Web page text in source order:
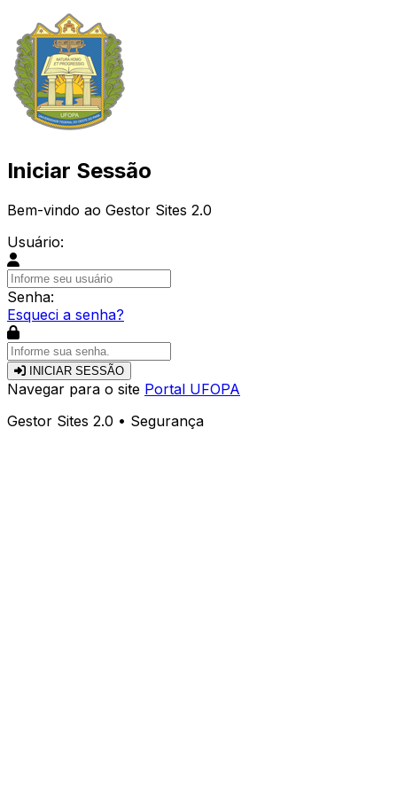
Iniciar Sessão
Bem-vindo ao Gestor Sites 2.0
Usuário:
Senha:
Esqueci a senha?
INICIAR SESSÃO
Navegar para o site Portal UFOPA
Gestor Sites 2.0 • Segurança